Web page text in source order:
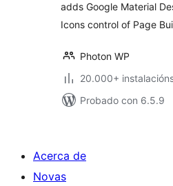
adds Google Material
Icons control of Page
Photon WP
20.000+
Probado con 6.5.9
Acerca de
Novas